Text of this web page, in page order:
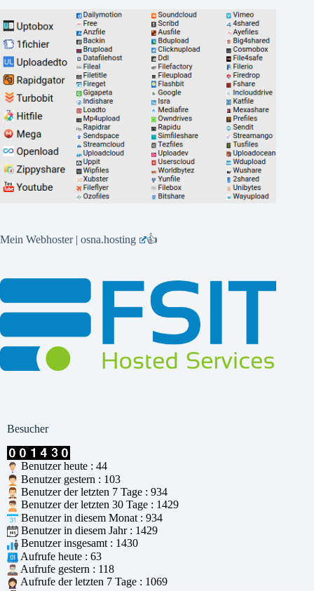
Mein Webhoster | osna.hosting 👍
Besucher
Benutzer heute : 44
Benutzer gestern : 103
Benutzer der letzten 7 Tage : 934
Benutzer der letzten 30 Tage : 1429
Benutzer in diesem Monat : 934
Benutzer in diesem Jahr : 1429
Benutzer insgesamt : 1430
Aufrufe heute : 63
Aufrufe gestern : 118
Aufrufe der letzten 7 Tage : 1069